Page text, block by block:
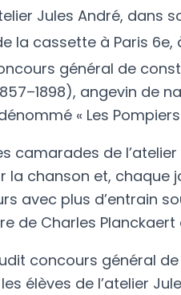
Jules André, dans
la cassette à Paris 6e,
général de
angevin de
« Les Pompiers
camarades de
chanson et, chaque
avec plus d’entrain
de Charles Planckaert
concours général
élèves de l’atelier